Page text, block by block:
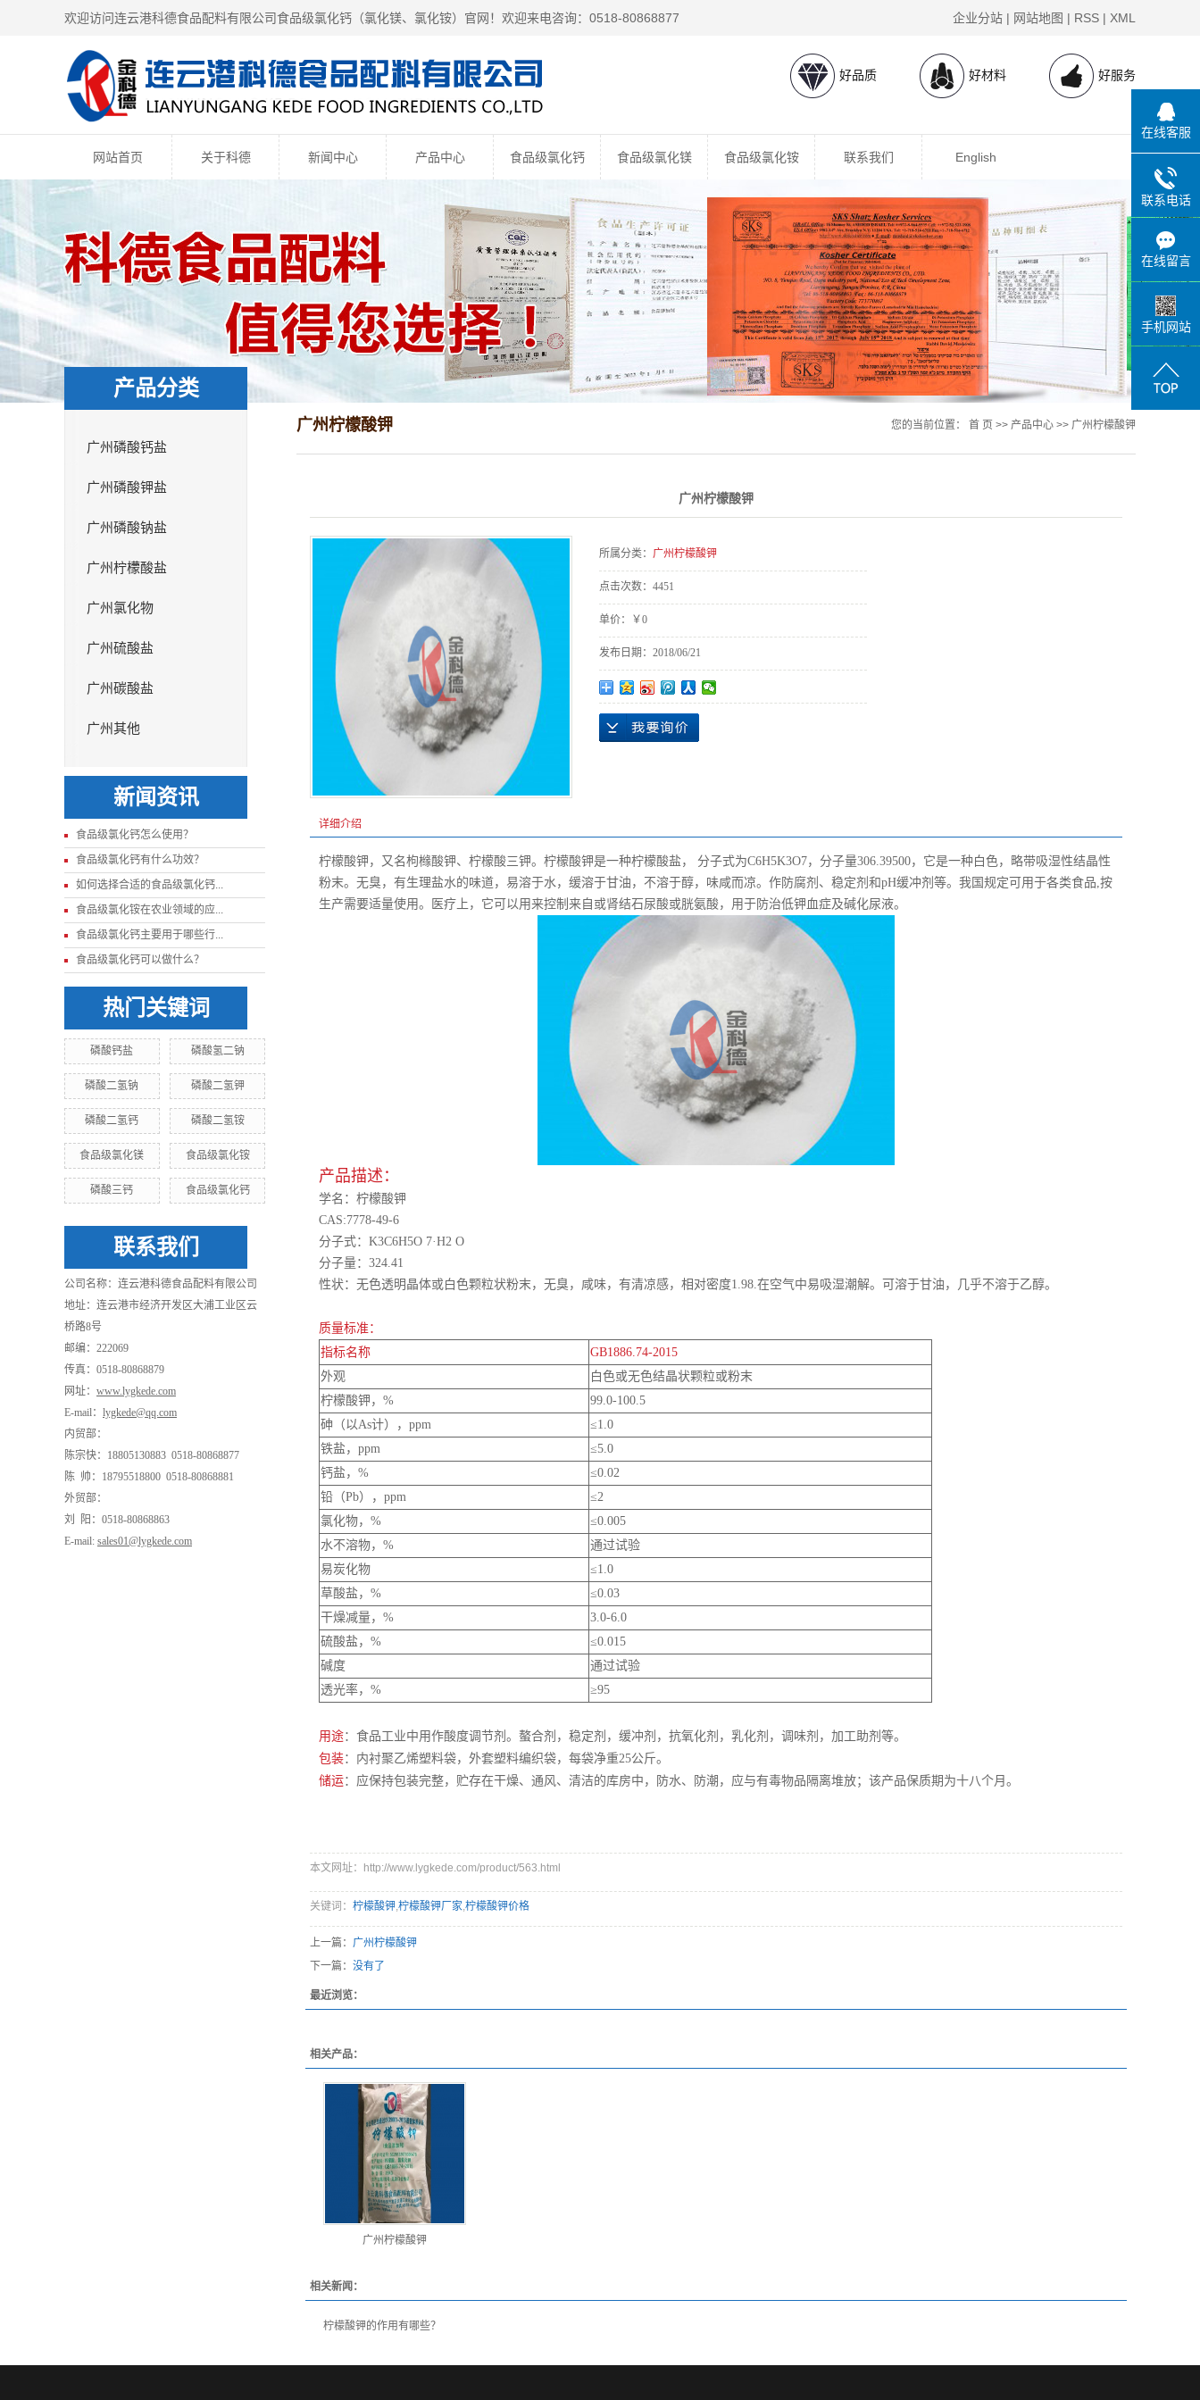
欢迎访问连云港科德食品配料有限公司食品级氯化钙（氯化镁、 氯化铵）官网！欢迎来电咨询：0518-80868877 企业分站 | 网站地图 | RSS | XML
好品质 好材料 好服务
网站首页 关于科德 新闻中心 产品中心 食品级氯化钙 食品级氯化镁 食品级氯化铵 联系我们 English
产品分类
广州磷酸钙盐
广州磷酸钾盐
广州磷酸钠盐
广州柠檬酸盐
广州氯化物
广州硫酸盐
广州碳酸盐
广州其他
新闻资讯
食品级氯化钙怎么使用？
食品级氯化钙有什么功效？
如何选择合适的食品级氯化钙...
食品级氯化铵在农业领域的应...
食品级氯化钙主要用于哪些行...
食品级氯化钙可以做什么？
热门关键词
磷酸钙盐 磷酸氢二钠
磷酸二氢钠 磷酸二氢钾
磷酸二氢钙 磷酸二氢铵
食品级氯化镁 食品级氯化铵
磷酸三钙 食品级氯化钙
联系我们
公司名称：连云港科德食品配料有限公司
地址：连云港市经济开发区大浦工业区云
桥路8号
邮编：222069
传真：0518-80868879
网址： www.lygkede.com
E-mail： lygkede@qq.com
内贸部：
陈宗快：18805130883 0518-80868877
陈 帅：18795518800 0518-80868881
外贸部：
刘 阳：0518-80868863
E-mail: sales01@lygkede.com
广州柠檬酸钾 您的当前位置： 首 页 >> 产品中心 >> 广州柠檬酸钾
广州柠檬酸钾
所属分类： 广州柠檬酸钾
点击次数： 4451
单价： ￥0
发布日期： 2018/06/21
详细介绍
柠檬酸钾，又名枸橼酸钾、柠檬酸三钾。柠檬酸钾是一种柠檬酸盐， 分子式为C6H5K3O7，分子量306.39500，它是一种白色，略带吸湿性结晶性
粉末。无臭，有生理盐水的味道，易溶于水，缓溶于甘油，不溶于醇，味咸而凉。作防腐剂、稳定剂和pH缓冲剂等。我国规定可用于各类食品,按
生产需要适量使用。医疗上，它可以用来控制来自或肾结石尿酸或胱氨酸，用于防治低钾血症及碱化尿液。
产品描述：
学名：柠檬酸钾
CAS:7778-49-6
分子式：K3C6H5O 7·H2 O
分子量：324.41
性状：无色透明晶体或白色颗粒状粉末，无臭，咸味，有清凉感，相对密度1.98.在空气中易吸湿潮解。可溶于甘油，几乎不溶于乙醇。
质量标准：
指标名称
GB1886.74-2015
外观
白色或无色结晶状颗粒或粉末
柠檬酸钾，%
99.0-100.5
砷（以As计），ppm
≤1.0
铁盐，ppm
≤5.0
钙盐，%
≤0.02
铅（Pb），ppm
≤2
氯化物，%
≤0.005
水不溶物，%
通过试验
易炭化物
≤1.0
草酸盐，%
≤0.03
干燥减量，%
3.0-6.0
硫酸盐，%
≤0.015
碱度
通过试验
透光率，%
≥95
用途：食品工业中用作酸度调节剂。螯合剂，稳定剂，缓冲剂，抗氧化剂，乳化剂，调味剂，加工助剂等。
包装：内衬聚乙烯塑料袋，外套塑料编织袋，每袋净重25公斤。
储运：应保持包装完整，贮存在干燥、通风、清洁的库房中，防水、防潮，应与有毒物品隔离堆放；该产品保质期为十八个月。
本文网址：http://www.lygkede.com/product/563.html
关键词： 柠檬酸钾,柠檬酸钾厂家,柠檬酸钾价格
上一篇： 广州柠檬酸钾
下一篇： 没有了
最近浏览：
相关产品：
广州柠檬酸钾
相关新闻：
柠檬酸钾的作用有哪些？
在线客服
联系电话
在线留言
手机网站